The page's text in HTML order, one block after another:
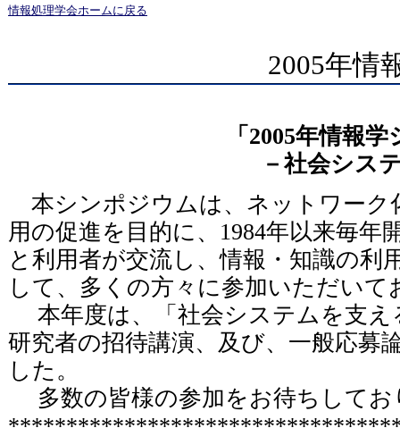
情報処理学会ホームに戻る
2005年情
「2005年情報
－社会シス
本シンポジウムは、ネットワーク
用の促進を目的に、1984年以来毎
と利用者が交流し、情報・知識の
して、多くの方々に参加いただいて
本年度は、「社会システムを支え
研究者の招待講演、及び、一般応募
した。
多数の皆様の参加をお待ちしてお